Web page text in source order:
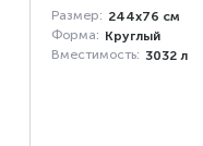
Размер: 244х76 см
Форма: Круглый
Вместимость: 3032 л